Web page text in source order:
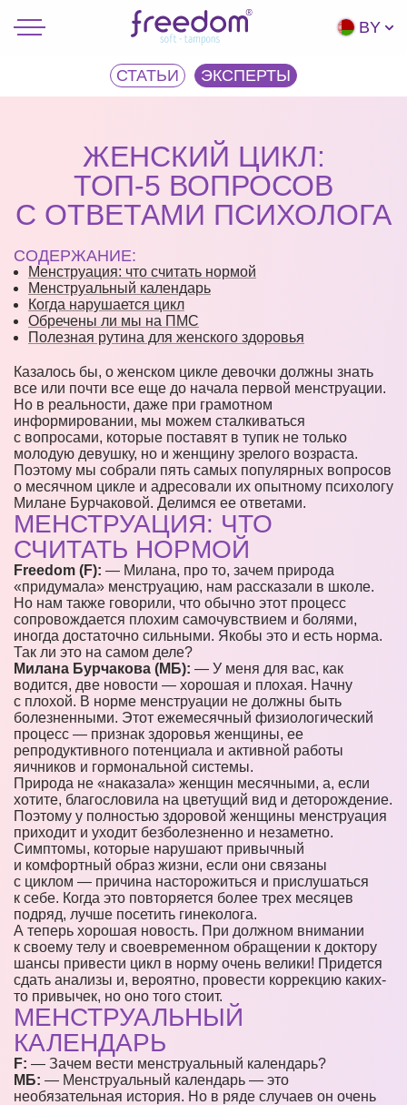
BY
СТАТЬИ ЭКCПЕРТЫ
ЖЕНСКИЙ ЦИКЛ:
ТОП-5 ВОПРОСОВ
С ОТВЕТАМИ ПСИХОЛОГА
СОДЕРЖАНИЕ:
Менструация: что считать нормой
Менструальный календарь
Когда нарушается цикл
Обречены ли мы на ПМС
Полезная рутина для женского здоровья
Казалось бы, о женском цикле девочки должны знать
все или почти все еще до начала первой менструации.
Но в реальности, даже при грамотном
информировании, мы можем сталкиваться
с вопросами, которые поставят в тупик не только
молодую девушку, но и женщину зрелого возраста.
Поэтому мы собрали пять самых популярных вопросов
о месячном цикле и адресовали их опытному психологу
Милане Бурчаковой. Делимся ее ответами.
МЕНСТРУАЦИЯ: ЧТО
СЧИТАТЬ НОРМОЙ
Freedom (F): — Милана, про то, зачем природа
«придумала» менструацию, нам рассказали в школе.
Но нам также говорили, что обычно этот процесс
сопровождается плохим самочувствием и болями,
иногда достаточно сильными. Якобы это и есть норма.
Так ли это на самом деле?
Милана Бурчакова (МБ): — У меня для вас, как
водится, две новости — хорошая и плохая. Начну
с плохой. В норме менструации не должны быть
болезненными. Этот ежемесячный физиологический
процесс — признак здоровья женщины, ее
репродуктивного потенциала и активной работы
яичников и гормональной системы.
Природа не «наказала» женщин месячными, а, если
хотите, благословила на цветущий вид и деторождение.
Поэтому у полностью здоровой женщины менструация
приходит и уходит безболезненно и незаметно.
Симптомы, которые нарушают привычный
и комфортный образ жизни, если они связаны
с циклом — причина насторожиться и прислушаться
к себе. Когда это повторяется более трех месяцев
подряд, лучше посетить гинеколога.
А теперь хорошая новость. При должном внимании
к своему телу и своевременном обращении к доктору
шансы привести цикл в норму очень велики! Придется
сдать анализы и, вероятно, провести коррекцию каких-
то привычек, но оно того стоит.
МЕНСТРУАЛЬНЫЙ
КАЛЕНДАРЬ
F: — Зачем вести менструальный календарь?
МБ: — Менструальный календарь — это
необязательная история. Но в ряде случаев он очень